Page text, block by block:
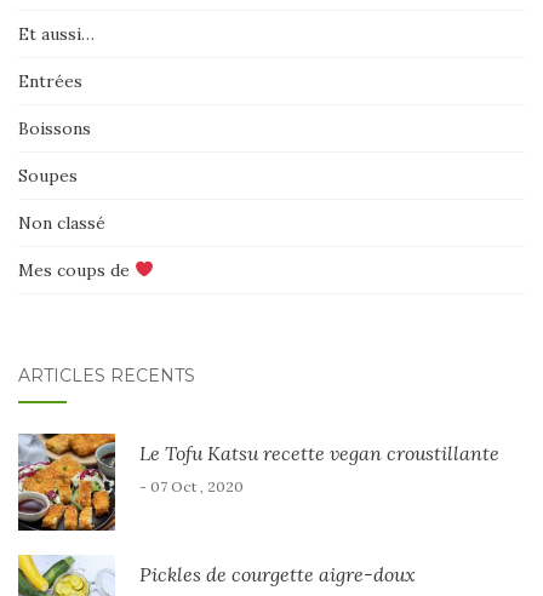
Et aussi…
Entrées
Boissons
Soupes
Non classé
Mes coups de
ARTICLES RÉCENTS
Le Tofu Katsu recette vegan croustillante
- 07 Oct , 2020
Pickles de courgette aigre-doux